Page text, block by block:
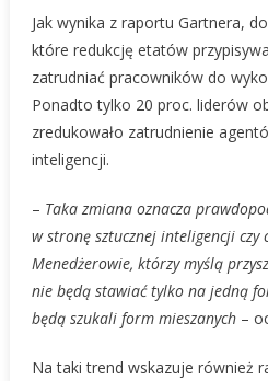
Jak wynika z raportu Gartnera,
które redukcję etatów
zatrudniać pracowników do
Ponadto tylko 20 proc. liderów
zredukowało zatrudnienie
inteligencji.
– Taka zmiana oznacza
w stronę sztucznej inteligencji czy
Menedżerowie, którzy myślą
nie będą stawiać tylko na jedną
będą szukali form mieszanych –
Na taki trend wskazuje również